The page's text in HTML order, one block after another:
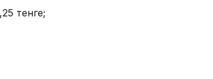
тенге;